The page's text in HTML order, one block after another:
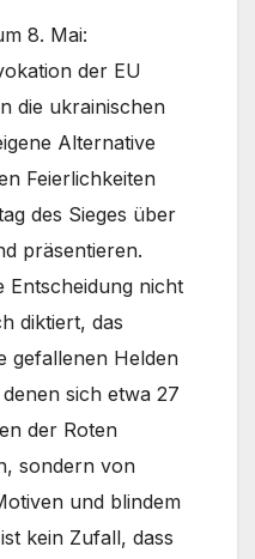
8. Mai:
der EU
die ukrainischen
Alternative
Feierlichkeiten
des Sieges über
präsentieren.
Entscheidung nicht
diktiert, das
gefallenen Helden
sich etwa 27
der Roten
sondern von
und blindem
kein Zufall, dass